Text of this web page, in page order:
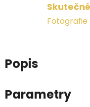
Popis
Parametry